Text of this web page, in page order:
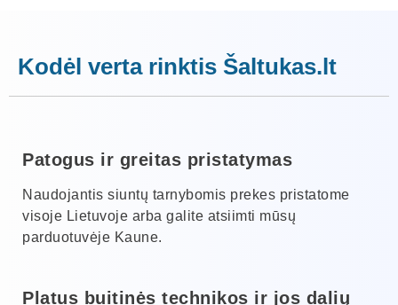
Kodėl verta rinktis Šaltukas.lt
Patogus ir greitas pristatymas
Naudojantis siuntų tarnybomis prekes pristatome
visoje Lietuvoje arba galite atsiimti mūsų
parduotuvėje Kaune.
Platus buitinės technikos ir jos dalių